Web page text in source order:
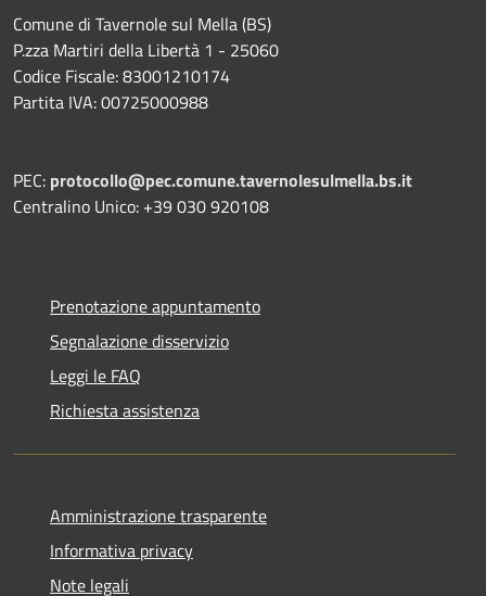
Comune di Tavernole sul Mella (BS)
P.zza Martiri della Libertà 1 - 25060
Codice Fiscale: 83001210174
Partita IVA: 00725000988
PEC: protocollo@pec.comune.tavernolesulmella.bs.it
Centralino Unico: +39 030 920108
Prenotazione appuntamento
Segnalazione disservizio
Leggi le FAQ
Richiesta assistenza
Amministrazione trasparente
Informativa privacy
Note legali